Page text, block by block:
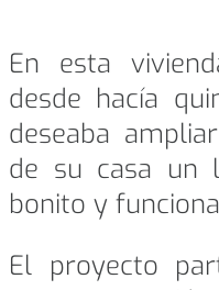
En esta
desde hacía
deseaba
de su casa un
bonito y
El proyecto